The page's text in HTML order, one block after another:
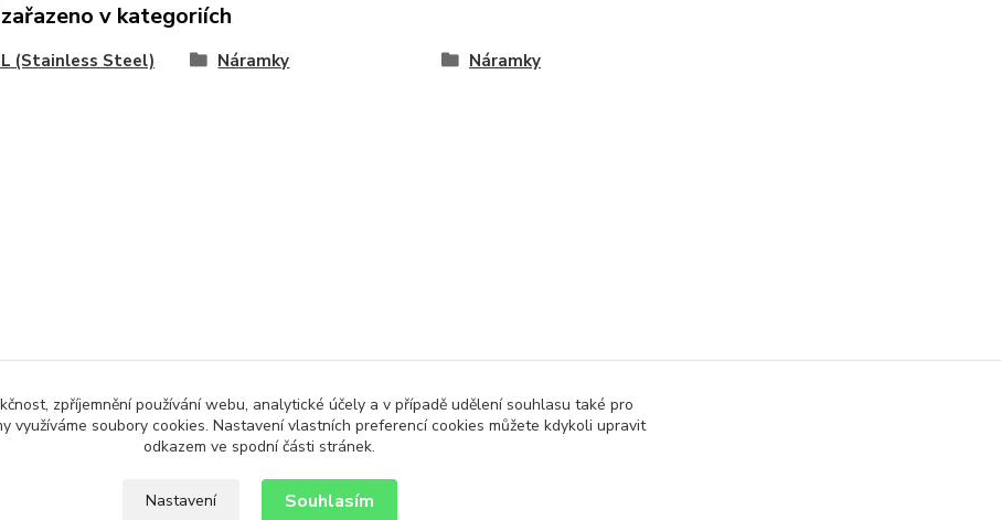
v kategoriích
(Stainless Steel) Náramky Náramky
zpříjemnění používání webu, analytické účely a v případě udělení souhlasu také pro
využíváme soubory cookies. Nastavení vlastních preferencí cookies můžete kdykoli upravit
odkazem ve spodní části stránek.
Nastavení Souhlasím